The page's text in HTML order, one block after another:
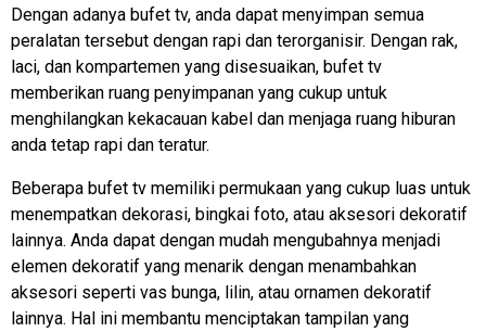
Dengan adanya bufet tv, anda dapat menyimpan semua
peralatan tersebut dengan rapi dan terorganisir. Dengan rak,
laci, dan kompartemen yang disesuaikan, bufet tv
memberikan ruang penyimpanan yang cukup untuk
menghilangkan kekacauan kabel dan menjaga ruang hiburan
anda tetap rapi dan teratur.
Beberapa bufet tv memiliki permukaan yang cukup luas untuk
menempatkan dekorasi, bingkai foto, atau aksesori dekoratif
lainnya. Anda dapat dengan mudah mengubahnya menjadi
elemen dekoratif yang menarik dengan menambahkan
aksesori seperti vas bunga, lilin, atau ornamen dekoratif
lainnya. Hal ini membantu menciptakan tampilan yang